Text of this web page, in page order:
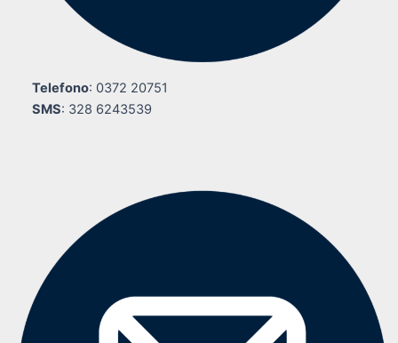
Telefono: 0372 20751
SMS: 328 6243539